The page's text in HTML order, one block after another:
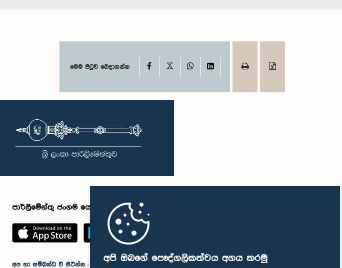
අපි ඔබගේ පෞද්ගලිකත්වය අගය කරමු
මෙම පිටුව බෙදාගන්න Facebook WhatsAppLinkedIn
පාර්ලිමේන්තු ජංගම යෙදුම
අප හා සම්බන්ධ වී සිටින්න :